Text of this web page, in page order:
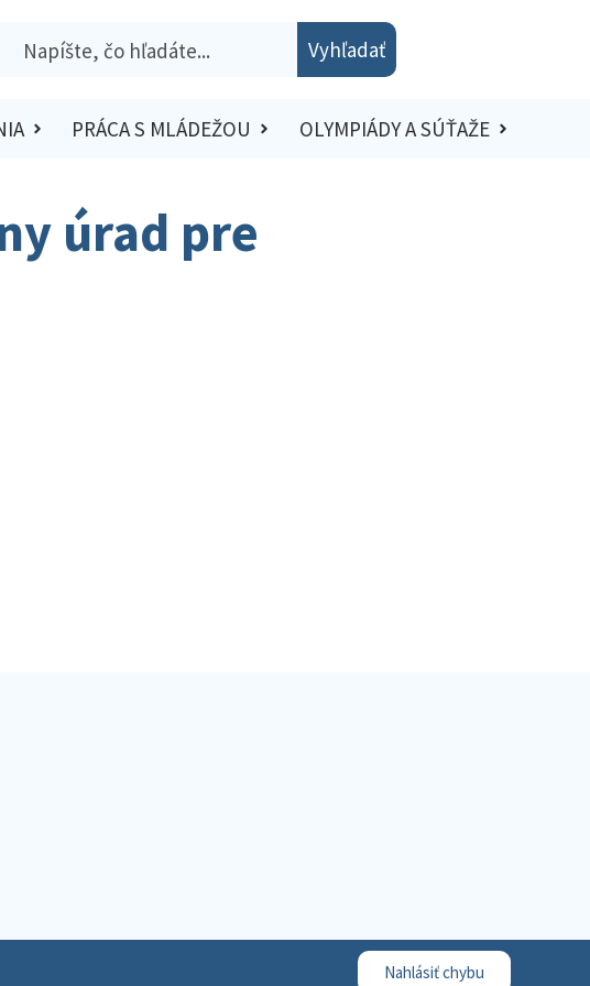
Vyhľadať
PRÁCA S MLÁDEŽOU OLYMPIÁDY A SÚŤAŽE
úrad pre
Nahlásiť chybu